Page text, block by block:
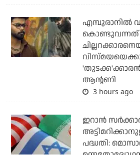
എമ്പുരാനില്‍
കൊണ്ടുവന്നത്
ആന്റണി
3 hours ago
ഇറാന്‍
പദ്ധതി: